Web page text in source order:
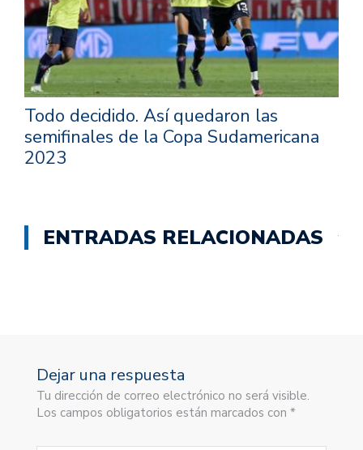
Todo decidido. Así quedaron las
semifinales de la Copa Sudamericana
2023
ENTRADAS RELACIONADAS
Dejar una respuesta
Tu dirección de correo electrónico no será visible.
Los campos obligatorios están marcados con *